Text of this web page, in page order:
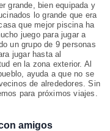
grande, bien equipada y
lo grande que era
que mejor piscina ha
juego para jugar a
un grupo de 9 personas
jugar hasta al
en la zona exterior. Al
ayuda a que no se
de alrededores. Sin
para próximos viajes.
amigos